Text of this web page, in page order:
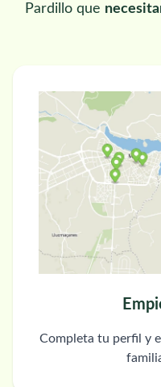
Pardillo que
Completa tu perfil y